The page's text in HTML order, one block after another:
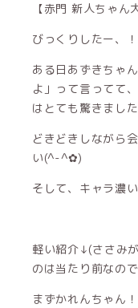
【赤門 新人ちゃ
びっくりしたー、！
ある日あずきちゃ
よ」って言ってて
はとても驚きまし
どきどきしながら
い(^-^✿)
そして、キャラ濃
軽い紹介↓(ささみ
のは当たり前なの
まずかれんちゃん！